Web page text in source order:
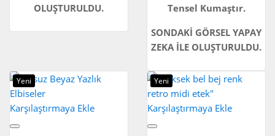
OLUŞTURULDU.
Tensel Kumaştır.
SONDAKİ GÖRSEL YAPAY
ZEKA İLE OLUŞTURULDU.
Yeni
Karşılaştırmaya Ekle
Yeni
Karşılaştırmaya Ekle